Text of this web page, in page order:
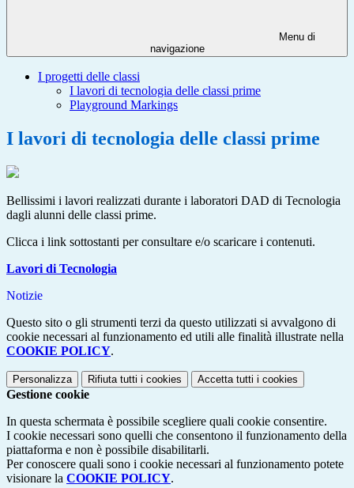
Menu di
navigazione
I progetti delle classi
I lavori di tecnologia delle classi prime
Playground Markings
I lavori di tecnologia delle classi prime
Bellissimi i lavori realizzati durante i laboratori DAD di Tecnologia
dagli alunni delle classi prime.
Clicca i link sottostanti per consultare e/o scaricare i contenuti.
Lavori di Tecnologia
Notizie
Questo sito o gli strumenti terzi da questo utilizzati si avvalgono di
cookie necessari al funzionamento ed utili alle finalità illustrate nella
COOKIE POLICY.
Personalizza Rifiuta tutti i cookies Accetta tutti i cookies
Gestione cookie
In questa schermata è possibile scegliere quali cookie consentire.
I cookie necessari sono quelli che consentono il funzionamento della
piattaforma e non è possibile disabilitarli.
Per conoscere quali sono i cookie necessari al funzionamento potete
visionare la COOKIE POLICY.